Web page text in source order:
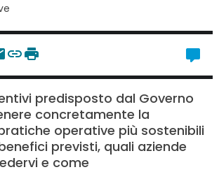
predisposto dal Governo
concretamente la
operative più sostenibili
previsti, quali aziende
e come